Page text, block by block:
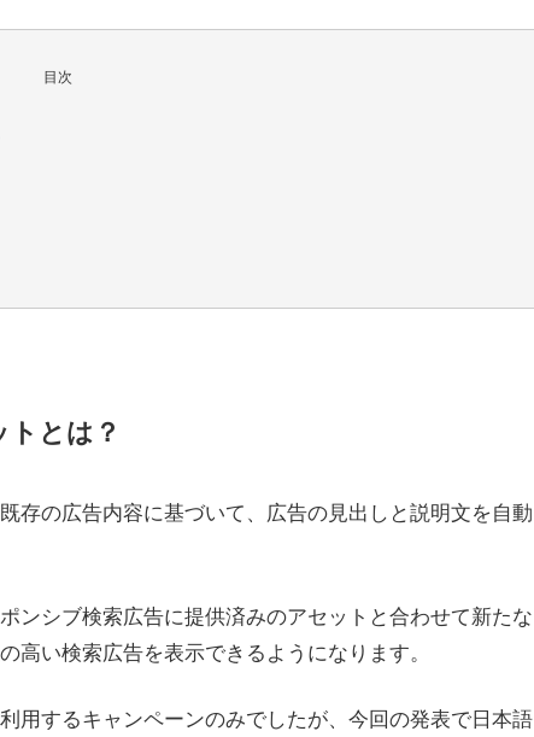
目次
とは？
存の広告内容に基づいて、広告の見出しと説明文を自動
ンシブ検索広告に提供済みのアセットと合わせて新たな
い検索広告を表示できるようになります。
用するキャンペーンのみでしたが、今回の発表で日本語